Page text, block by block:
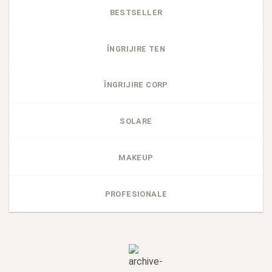
BESTSELLER
ÎNGRIJIRE TEN
ÎNGRIJIRE CORP
SOLARE
MAKEUP
PROFESIONALE